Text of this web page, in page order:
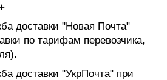
доставки "Новая Почта"
по тарифам перевозчика,
доставки "УкрПочта" при